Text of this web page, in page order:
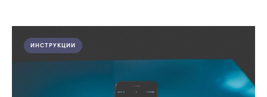
ИНСТРУКЦИИ